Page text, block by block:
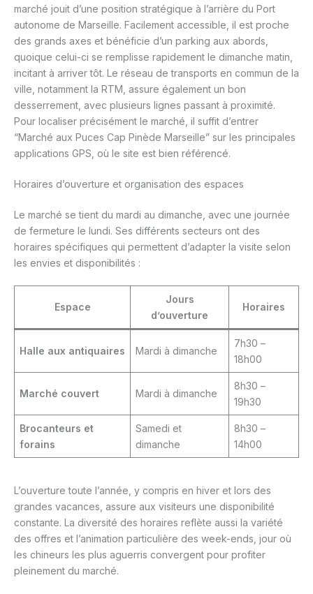
marché jouit d’une position stratégique à l’arrière du Port
autonome de Marseille. Facilement accessible, il est proche
des grands axes et bénéficie d’un parking aux abords,
quoique celui-ci se remplisse rapidement le dimanche matin,
incitant à arriver tôt. Le réseau de transports en commun de la
ville, notamment la RTM, assure également un bon
desserrement, avec plusieurs lignes passant à proximité.
Pour localiser précisément le marché, il suffit d’entrer
“Marché aux Puces Cap Pinède Marseille” sur les principales
applications GPS, où le site est bien référencé.
Horaires d’ouverture et organisation des espaces
Le marché se tient du mardi au dimanche, avec une journée
de fermeture le lundi. Ses différents secteurs ont des
horaires spécifiques qui permettent d’adapter la visite selon
les envies et disponibilités :
Espace
Jours
d’ouverture
Horaires
Halle aux antiquaires Mardi à dimanche
7h30 –
18h00
Marché couvert Mardi à dimanche
8h30 –
19h30
Brocanteurs et
forains
Samedi et
dimanche
8h30 –
14h00
L’ouverture toute l’année, y compris en hiver et lors des
grandes vacances, assure aux visiteurs une disponibilité
constante. La diversité des horaires reflète aussi la variété
des offres et l’animation particulière des week-ends, jour où
les chineurs les plus aguerris convergent pour profiter
pleinement du marché.